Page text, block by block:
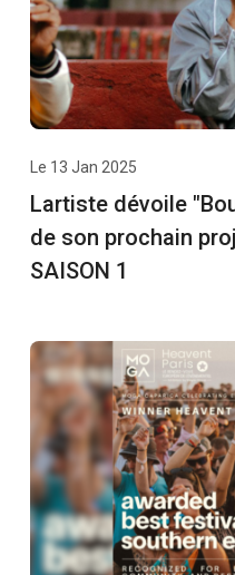
Le 13 Jan 2025
Lartiste dévoile
de son prochain
SAISON 1